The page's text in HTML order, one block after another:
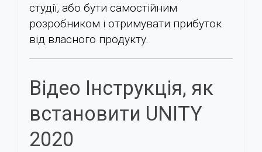
студії, або бути самостійним
розробником і отримувати прибуток
від власного продукту.
Відео Інструкція, як
встановити UNITY
2020